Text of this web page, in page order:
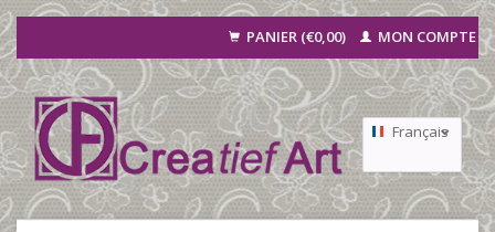
PANIER (€0,00) MON COMPTE
Français
Nederlands